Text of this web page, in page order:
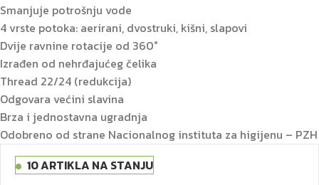
Smanjuje potrošnju vode
4 vrste potoka: aerirani, dvostruki, kišni, slapovi
Dvije ravnine rotacije od 360°
Izrađen od nehrđajućeg čelika
Thread 22/24 (redukcija)
Odgovara većini slavina
Brza i jednostavna ugradnja
Odobreno od strane Nacionalnog instituta za higijenu – PZH
10 ARTIKLA NA STANJU